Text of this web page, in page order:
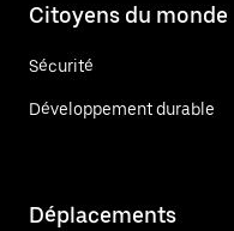
Citoyens du monde
Sécurité
Développement durable
Déplacements